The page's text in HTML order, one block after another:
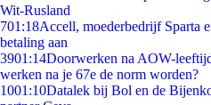
Wit-Rusland
701:18Accell, moederbedrijf Sparta
betaling aan
3901:14Doorwerken na AOW-
werken na je 67e de norm worden?
1001:10Datalek bij Bol en de